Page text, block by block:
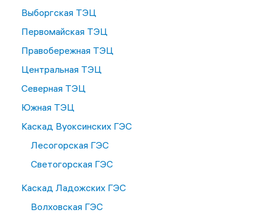
Выборгская ТЭЦ
Первомайская ТЭЦ
Правобережная ТЭЦ
Центральная ТЭЦ
Северная ТЭЦ
Южная ТЭЦ
Каскад Вуоксинских ГЭС
Лесогорская ГЭС
Светогорская ГЭС
Каскад Ладожских ГЭС
Волховская ГЭС